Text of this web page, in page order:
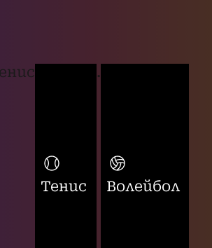
Тенис
...
Волейбол